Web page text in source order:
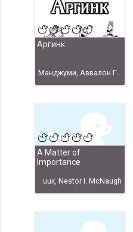
Аргинк
Манджуми, Аввалон Гризодубов (Uux)
A Matter of
Importance
uux, Nestor I. McNaugh